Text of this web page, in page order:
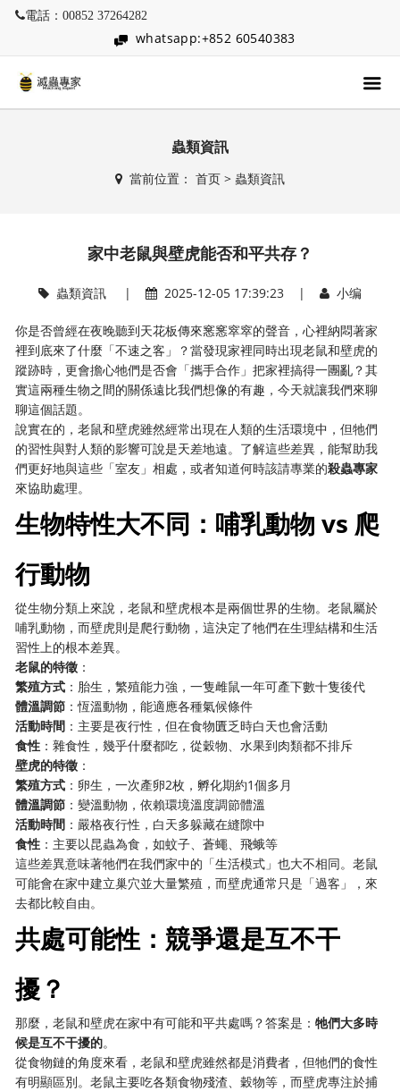
電話：00852 37264282
whatsapp:+852 60540383
蟲類資訊
當前位置： 首页> 蟲類資訊
家中老鼠與壁虎能否和平共存？
蟲類資訊| 2025-12-05 17:39:23 | 小编
你是否曾經在夜晚聽到天花板傳來窸窸窣窣的聲音，心裡納悶著家
裡到底來了什麼「不速之客」？當發現家裡同時出現老鼠和壁虎的
蹤跡時，更會擔心牠們是否會「攜手合作」把家裡搞得一團亂？其
實這兩種生物之間的關係遠比我們想像的有趣，今天就讓我們來聊
聊這個話題。
說實在的，老鼠和壁虎雖然經常出現在人類的生活環境中，但牠們
的習性與對人類的影響可說是天差地遠。了解這些差異，能幫助我
們更好地與這些「室友」相處，或者知道何時該請專業的殺蟲專家
來協助處理。
生物特性大不同：哺乳動物 vs 爬
行動物
從生物分類上來說，老鼠和壁虎根本是兩個世界的生物。老鼠屬於
哺乳動物，而壁虎則是爬行動物，這決定了牠們在生理結構和生活
習性上的根本差異。
老鼠的特徵 ：
繁殖方式 ：胎生，繁殖能力強，一隻雌鼠一年可產下數十隻後代
體溫調節 ：恆溫動物，能適應各種氣候條件
活動時間 ：主要是夜行性，但在食物匱乏時白天也會活動
食性 ：雜食性，幾乎什麼都吃，從穀物、水果到肉類都不排斥
壁虎的特徵 ：
繁殖方式 ：卵生，一次產卵2枚，孵化期約1個多月
體溫調節 ：變溫動物，依賴環境溫度調節體溫
活動時間 ：嚴格夜行性，白天多躲藏在縫隙中
食性 ：主要以昆蟲為食，如蚊子、蒼蠅、飛蛾等
這些差異意味著牠們在我們家中的「生活模式」也大不相同。老鼠
可能會在家中建立巢穴並大量繁殖，而壁虎通常只是「過客」，來
去都比較自由。
共處可能性：競爭還是互不干
擾？
那麼，老鼠和壁虎在家中有可能和平共處嗎？答案是：牠們大多時
候是互不干擾的。
從食物鏈的角度來看，老鼠和壁虎雖然都是消費者，但牠們的食性
有明顯區別。老鼠主要吃各類食物殘渣、穀物等，而壁虎專注於捕